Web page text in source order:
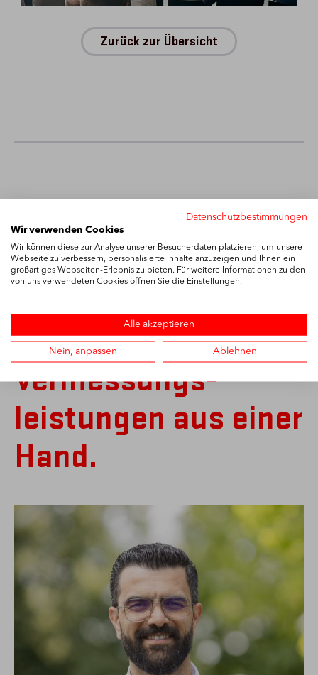
Zurück zur Übersicht
Maßgeblich – Ihr
Kontakt für
Vermessungs­
leistungen aus einer
Hand.
Datenschutzbestimmungen
Wir verwenden Cookies
Wir können diese zur Analyse unserer Besucherdaten platzieren, um unsere
Webseite zu verbessern, personalisierte Inhalte anzuzeigen und Ihnen ein
großartiges Webseiten-Erlebnis zu bieten. Für weitere Informationen zu den
von uns verwendeten Cookies öffnen Sie die Einstellungen.
Alle akzeptieren
Nein, anpassen Ablehnen